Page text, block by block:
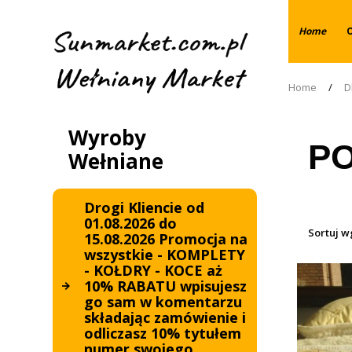
Wyroby
Wełniane
Drogi Kliencie od
01.08.2026 do
15.08.2026 Promocja na
wszystkie - KOMPLETY
- KOŁDRY - KOCE aż
10% RABATU wpisujesz
go sam w komentarzu
składając zamówienie i
odliczasz 10% tytułem
Home
Home /
Sortuj